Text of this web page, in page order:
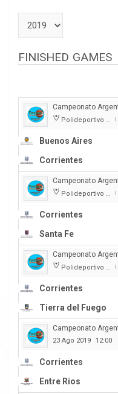
FINISHED GAMES
Campeonato
Polideportivo Cincuentenario |
Buenos Aires
Corrientes
Campeonato
Polideportivo Cincuentenario |
Corrientes
Santa Fe
Campeonato
Polideportivo Cincuentenario |
Corrientes
Tierra del Fuego
23 Ago 2019 12:00
Corrientes
Entre Rios